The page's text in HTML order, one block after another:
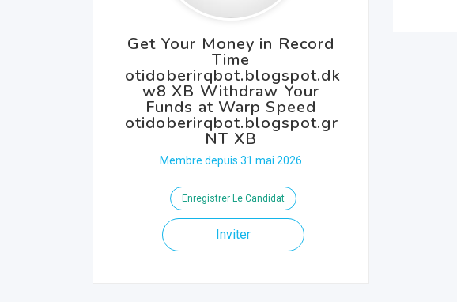
Get Your Money in Record
Time
otidoberirqbot.blogspot.dk
w8 XB Withdraw Your
Funds at Warp Speed
otidoberirqbot.blogspot.gr
NT XB
Membre depuis 31 mai 2026
Enregistrer Le Candidat
Inviter